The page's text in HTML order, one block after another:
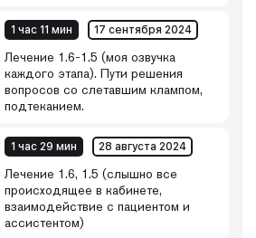
1 час 11 мин 17 сентября 2024
Лечение 1.6-1.5 (моя озвучка
каждого этапа). Пути решения
вопросов со слетавшим клампом,
подтеканием.
1 час 29 мин 28 августа 2024
Лечение 1.6, 1.5 (слышно все
происходящее в кабинете,
взаимодействие с пациентом и
ассистентом)